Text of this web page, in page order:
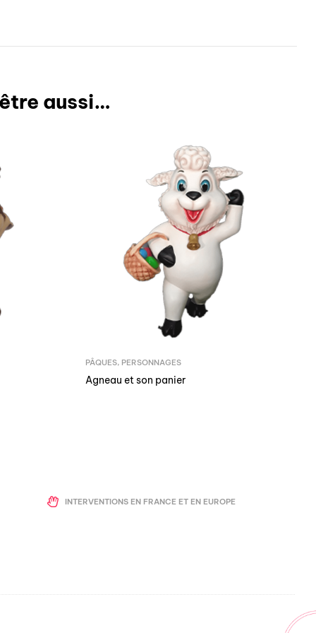
aussi…
PÂQUES, PERSONNAGES
Agneau et son panier
INTERVENTIONS EN FRANCE ET EN EUROPE